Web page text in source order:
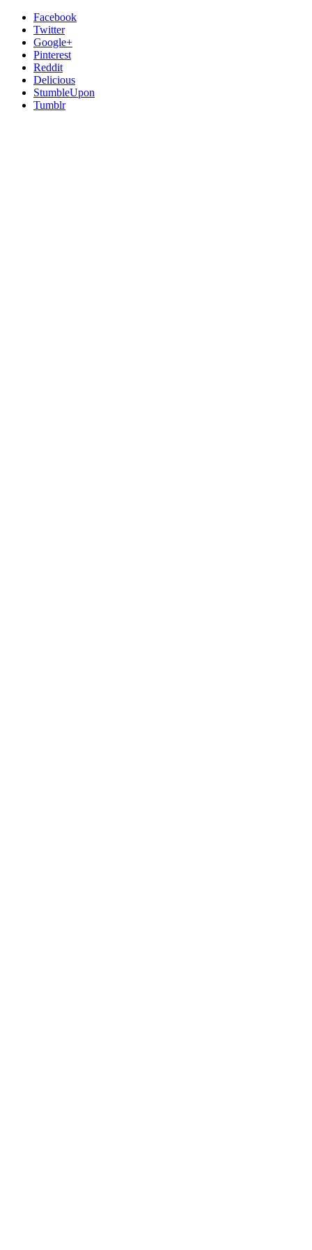
Facebook
Twitter
Google+
Pinterest
Reddit
Delicious
StumbleUpon
Tumblr